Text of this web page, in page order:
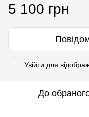
5 100 грн
Увійти для
До